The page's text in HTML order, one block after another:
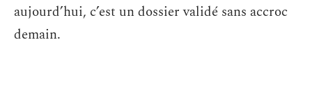
aujourd’hui, c’est un dossier validé sans accroc
demain.